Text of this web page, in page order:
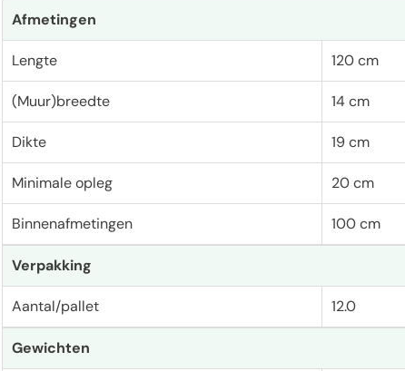
Afmetingen
Lengte 120 cm
(Muur)breedte 14 cm
Dikte 19 cm
Minimale opleg 20 cm
Binnenafmetingen 100 cm
Verpakking
Aantal/pallet 12.0
Gewichten